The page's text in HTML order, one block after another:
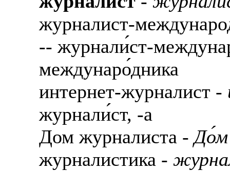
журналист-
-- журнали́ст-
междунаро́дника
интернет-журналист -
журнали́ст, -а
Дом журналиста -
журналистика -